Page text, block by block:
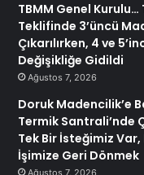
TBMM Genel
Teklifinde 3’üncü
Çıkarılırken, 4 ve
Değişikliğe Gidildi
Ağustos 7, 2026
Doruk Madencilik’e
Termik Santrali’nde
Tek Bir İsteğimiz Var,
İşimize Geri Dönmek
Ağustos 7, 2026